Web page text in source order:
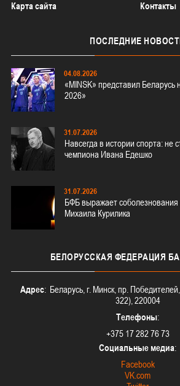
Карта сайта
Контакты
ПОСЛЕДНИЕ
04.08.2026
«MINSK» представил Беларусь
2026»
31.07.2026
Навсегда в истории спорта: не
чемпиона Ивана Едешко
31.07.2026
БФБ выражает
Михаила Курилика
БЕЛОРУССКАЯ ФЕДЕРАЦИЯ
Адрес: Беларусь, г. Минск, пр.
322), 220004
Телефоны:
+375 17 282 76 73
Социальные медиа:
Facebook
VK.com